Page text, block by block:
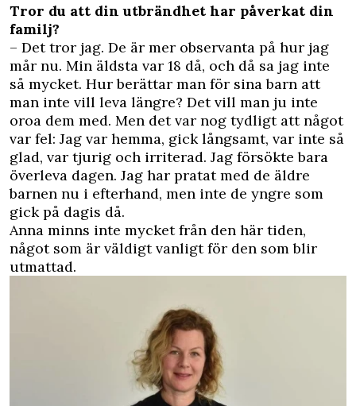
Tror du att din utbrändhet har påverkat din
familj?
– Det tror jag. De är mer observanta på hur jag
mår nu. Min äldsta var 18 då, och då sa jag inte
så mycket. Hur berättar man för sina barn att
man inte vill leva längre? Det vill man ju inte
oroa dem med. Men det var nog tydligt att något
var fel: Jag var hemma, gick långsamt, var inte så
glad, var tjurig och irriterad. Jag försökte bara
överleva dagen. Jag har pratat med de äldre
barnen nu i efterhand, men inte de yngre som
gick på dagis då.
Anna minns inte mycket från den här tiden,
något som är väldigt vanligt för den som blir
utmattad.